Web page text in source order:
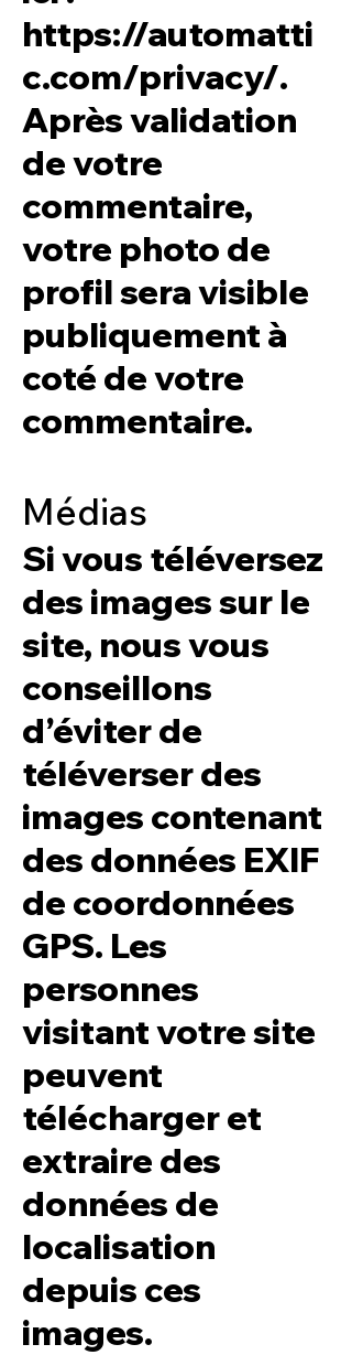
https://automatti
c.com/privacy/.
Après validation
de votre
commentaire,
votre photo de
profil sera visible
publiquement à
coté de votre
commentaire.
Médias
Si vous téléversez
des images sur le
site, nous vous
conseillons
d’éviter de
téléverser des
images contenant
des données EXIF
de coordonnées
GPS. Les
personnes
visitant votre site
peuvent
télécharger et
extraire des
données de
localisation
depuis ces
images.